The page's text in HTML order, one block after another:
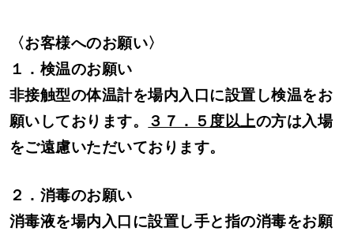
〈お客様へのお願い〉
１．検温のお願い
非接触型の体温計を場内入口に設置し検温をお
願いしております。
３７．５度以上の方は入場
をご遠慮いただいております。
２．消毒のお願い
消毒液を場内入口に設置し手と指の消毒をお願